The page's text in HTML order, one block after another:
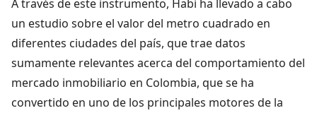
A través de este instrumento, Habi ha llevado a cabo
un estudio sobre el valor del metro cuadrado en
diferentes ciudades del país, que trae datos
sumamente relevantes acerca del comportamiento del
mercado inmobiliario en Colombia, que se ha
convertido en uno de los principales motores de la